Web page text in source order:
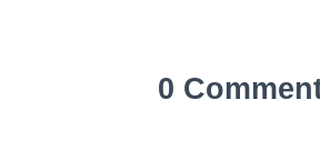
0